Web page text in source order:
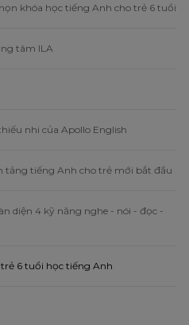
khóa học tiếng Anh cho trẻ 6 tuổi
tâm ILA
nhi của Apollo English
tảng tiếng Anh cho trẻ mới bắt đầu
diện 4 kỹ năng nghe - nói - đọc -
6 tuổi học tiếng Anh